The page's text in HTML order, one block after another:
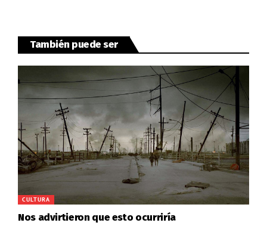
También puede ser
CULTURA
Nos advirtieron que esto ocurriría